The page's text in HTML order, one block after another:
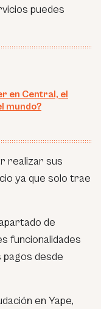
puedes
en Central, el
mundo?
realizar sus
ya que solo trae
de
funcionalidades
pagos desde
en Yape,